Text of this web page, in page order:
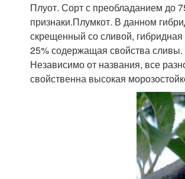
Плуот. Сорт с преобладанием до
признаки.Плумкот. В данном
скрещенный со сливой,
25% содержащая свойства сливы.
Независимо от названия, все
свойственна высокая